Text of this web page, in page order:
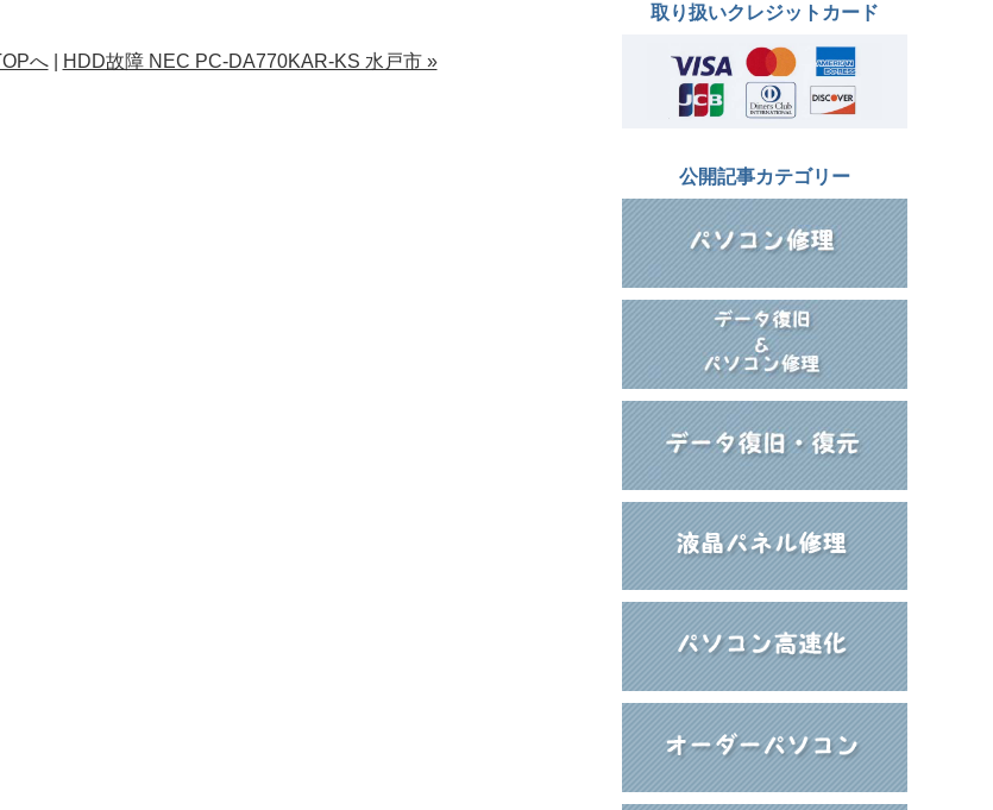
へ| HDD故障 NEC PC-DA770KAR-KS 水戸市 »
取り扱いクレジットカード
公開記事カテゴリー